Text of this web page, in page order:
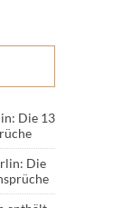
Die 13
Die